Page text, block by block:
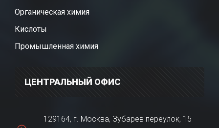
Органическая химия
Кислоты
Промышленная химия
ЦЕНТРАЛЬНЫЙ ОФИС
129164, г. Москва, Зубарев переулок, 15